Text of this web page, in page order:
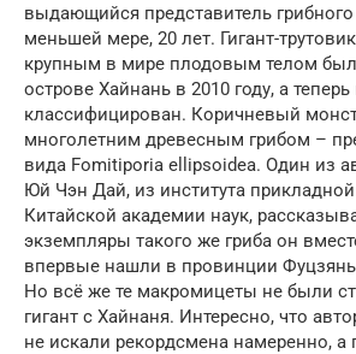
выдающийся представитель грибного
меньшей мере, 20 лет. Гигант-
крупным в мире плодовым телом
острове Хайнань в 2010 году, а теперь
классифицирован. Коричневый
многолетним древесным грибом –
вида Fomitiporia ellipsoidea. Один из
Юй Чэн Дай, из института
Китайской академии наук,
экземпляры такого же гриба он
впервые нашли в провинции Фуцзянь
Но всё же те макромицеты не были
гигант с Хайнаня. Интересно, что
не искали рекордсмена намеренно, а